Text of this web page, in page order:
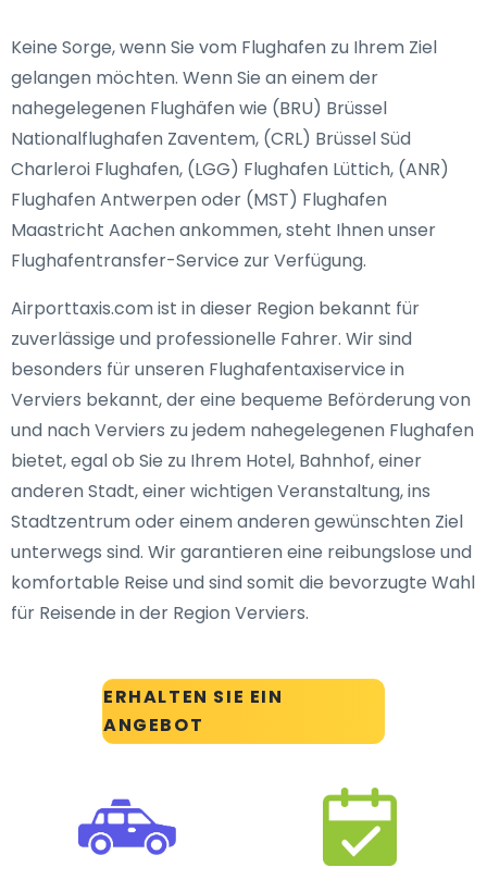
ERHALTEN SIE EIN
ANGEBOT
Keine Sorge, wenn Sie vom Flughafen zu Ihrem Ziel
gelangen möchten. Wenn Sie an einem der
nahegelegenen Flughäfen wie (BRU) Brüssel
Nationalflughafen Zaventem, (CRL) Brüssel Süd
Charleroi Flughafen, (LGG) Flughafen Lüttich, (ANR)
Flughafen Antwerpen oder (MST) Flughafen
Maastricht Aachen ankommen, steht Ihnen unser
Flughafentransfer-Service zur Verfügung.
Airporttaxis.com ist in dieser Region bekannt für
zuverlässige und professionelle Fahrer. Wir sind
besonders für unseren Flughafentaxiservice in
Verviers bekannt, der eine bequeme Beförderung von
und nach Verviers zu jedem nahegelegenen Flughafen
bietet, egal ob Sie zu Ihrem Hotel, Bahnhof, einer
anderen Stadt, einer wichtigen Veranstaltung, ins
Stadtzentrum oder einem anderen gewünschten Ziel
unterwegs sind. Wir garantieren eine reibungslose und
komfortable Reise und sind somit die bevorzugte Wahl
für Reisende in der Region Verviers.